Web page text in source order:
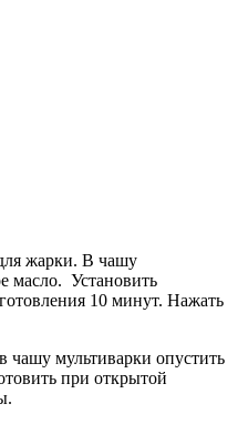
жарки. В чашу
масло. Установить
10 минут. Нажать
чашу мультиварки опустить
при открытой